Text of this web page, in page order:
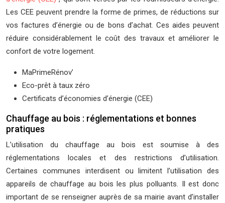
Les CEE peuvent prendre la forme de primes, de réductions sur
vos factures d’énergie ou de bons d’achat. Ces aides peuvent
réduire considérablement le coût des travaux et améliorer le
confort de votre logement.
MaPrimeRénov’
Eco-prêt à taux zéro
Certificats d’économies d’énergie (CEE)
Chauffage au bois : réglementations et bonnes
pratiques
L’utilisation du chauffage au bois est soumise à des
réglementations locales et des restrictions d’utilisation.
Certaines communes interdisent ou limitent l’utilisation des
appareils de chauffage au bois les plus polluants. Il est donc
important de se renseigner auprès de sa mairie avant d’installer